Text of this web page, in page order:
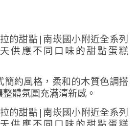
簡約風格，柔和的木質色調搭
體氛圍充滿清新感。